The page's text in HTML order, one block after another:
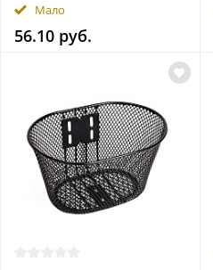
Мало
56.10 руб.